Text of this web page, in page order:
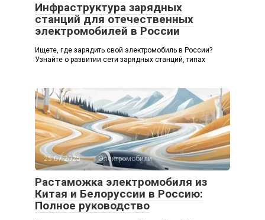
Инфраструктура зарядных
станций для отечественных
электромобилей в России
Ищете, где зарядить свой электромобиль в России?
Узнайте о развитии сети зарядных станций, типах
25.07.2025 Электромобили
Растаможка электромобиля из
Китая и Белоруссии в Россию:
Полное руководство